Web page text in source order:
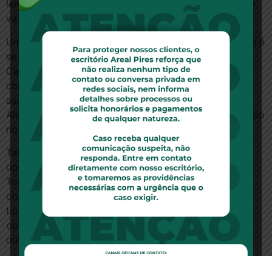
lembrar que sempre que for usar algum procedimento
vai precisar pagar uma porcentagem à operadora.
Uma avaliação a ser feita pelas mulheres contratantes é
se precisam de um plano com cobertura obstétrica.
Caso o contratem, o plano tem a obrigação de arcar
com as despesas do parto – normal ou cesariana – e
assegurar a cobertura do recém-nascido por 30 dias.
Além disso, se dentro desse período o bebê for incluído
no plano, ele não tem qualquer tipo de carência.
Também é importante pedir o número de registro da
operadora e verificar na ANS a situação da empresa.
Todo plano deve oferecer a cobertura mínima
obrigatória determinada pela agência conforme cada
tipo de plano – ambulatorial, hospitalar com ou sem
obstetrícia, referência ou odontológico -, além de
outros procedimentos previstos no contrato.